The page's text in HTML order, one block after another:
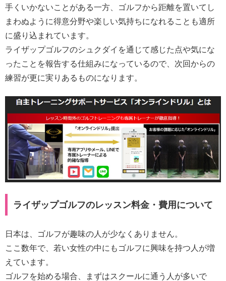
手くいかないことがある一方、ゴルフから距離を置いてし
まわぬように得意分野や楽しい気持ちになれることも適所
に盛り込まれています。
ライザップゴルフのシュクダイを通じて感じた点や気にな
ったことを報告する仕組みになっているので、次回からの
練習が更に実りあるものになります。
ライザップゴルフのレッスン料金・費用について
日本は、ゴルフが趣味の人が少なくありません。
ここ数年で、若い女性の中にもゴルフに興味を持つ人が増
えています。
ゴルフを始める場合、まずはスクールに通う人が多いで